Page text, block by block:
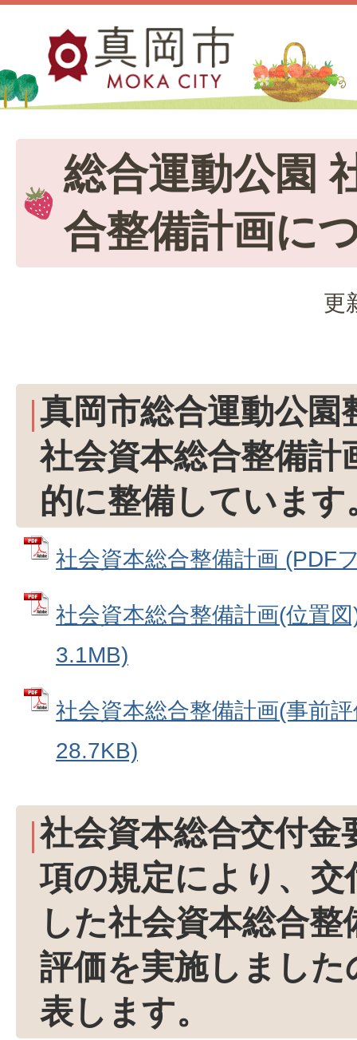
総合運動公園
合整備計画に
更
真岡市総合運動公園
社会資本総合整備計
的に整備しています
社会資本総合整備計画 (PDF
社会資本総合整備計画(位置
3.1MB)
社会資本総合整備計画(事前
28.7KB)
社会資本総合交付金
項の規定により、交
した社会資本総合
評価を実施しました
表します。